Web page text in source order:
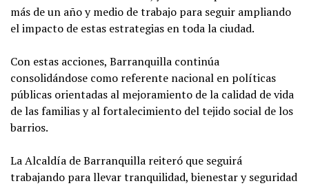
más de un año y medio de trabajo para seguir ampliando
el impacto de estas estrategias en toda la ciudad.
Con estas acciones, Barranquilla continúa
consolidándose como referente nacional en políticas
públicas orientadas al mejoramiento de la calidad de vida
de las familias y al fortalecimiento del tejido social de los
barrios.
La Alcaldía de Barranquilla reiteró que seguirá
trabajando para llevar tranquilidad, bienestar y seguridad